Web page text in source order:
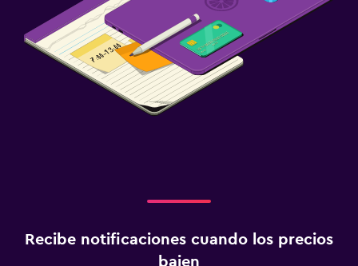
Recibe notificaciones cuando los precios
bajen